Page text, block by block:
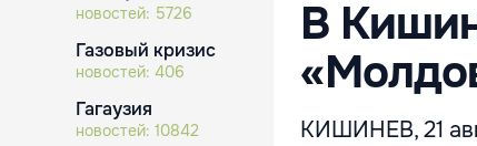
новостей: 5726
Газовый кризис
новостей: 406
Гагаузия
новостей: 10842
В
КИШИНЕВ, 21